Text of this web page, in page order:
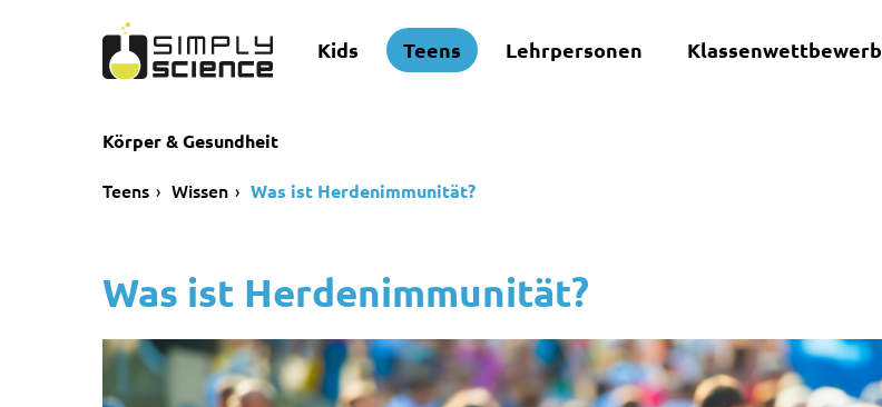
Kids Teens Lehrpersonen Klassenwettbewerb
Körper & Gesundheit
Teens Wissen Was ist Herdenimmunität?
Was ist Herdenimmunität?